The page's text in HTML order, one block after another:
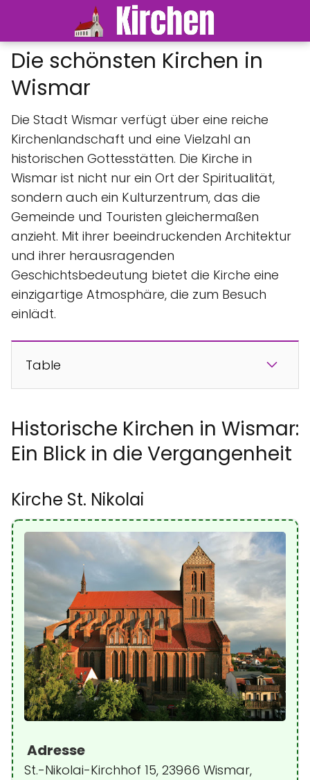
Die schönsten Kirchen in
Wismar
Die Stadt Wismar verfügt über eine reiche
Kirchenlandschaft und eine Vielzahl an
historischen Gottesstätten. Die Kirche in
Wismar ist nicht nur ein Ort der Spiritualität,
sondern auch ein Kulturzentrum, das die
Gemeinde und Touristen gleichermaßen
anzieht. Mit ihrer beeindruckenden Architektur
und ihrer herausragenden
Geschichtsbedeutung bietet die Kirche eine
einzigartige Atmosphäre, die zum Besuch
einlädt.
Table
Historische Kirchen in Wismar:
Ein Blick in die Vergangenheit
Kirche St. Nikolai
Adresse
St.-Nikolai-Kirchhof 15, 23966 Wismar,